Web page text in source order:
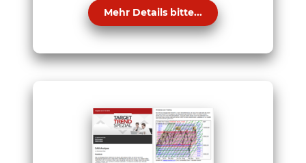
Mehr Details bitte...